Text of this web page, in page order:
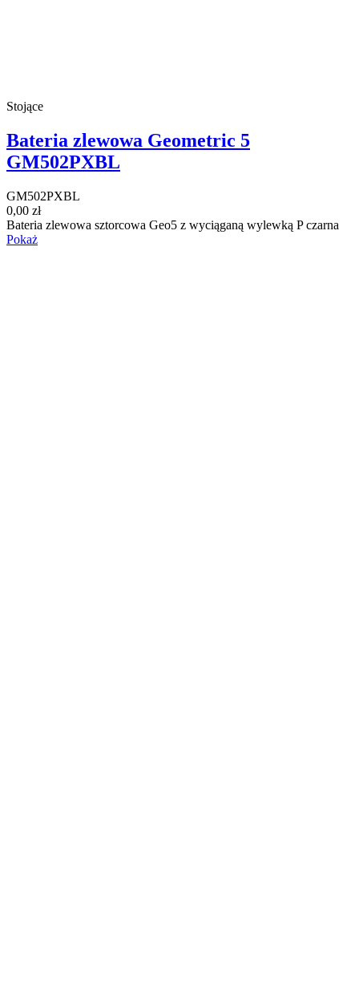
Stojące
Bateria zlewowa Geometric 5
GM502PXBL
GM502PXBL
0,00 zł
Bateria zlewowa sztorcowa Geo5 z wyciąganą wylewką P czarna
Pokaż